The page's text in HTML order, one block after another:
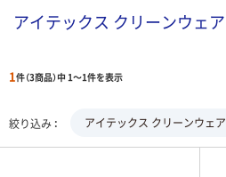
アイテックス クリーンウェア
1件（3商品）中 1～1件を表示
絞り込み アイテックス クリーンウェア